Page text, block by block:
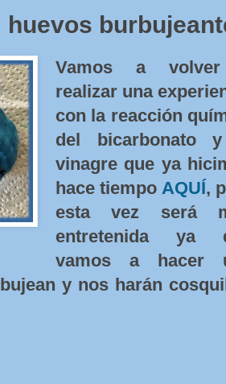
huevos
Vamos a
realizar una
con la reacción
del bicarbonato
vinagre que ya
hace tiempo AQUÍ,
esta vez será
entretenida ya
vamos a hacer
y nos harán